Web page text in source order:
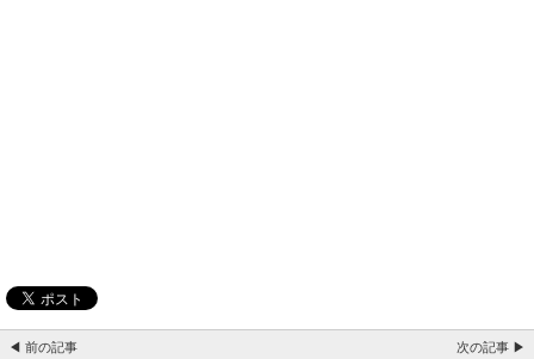
◀ 前の記事 次の記事 ▶